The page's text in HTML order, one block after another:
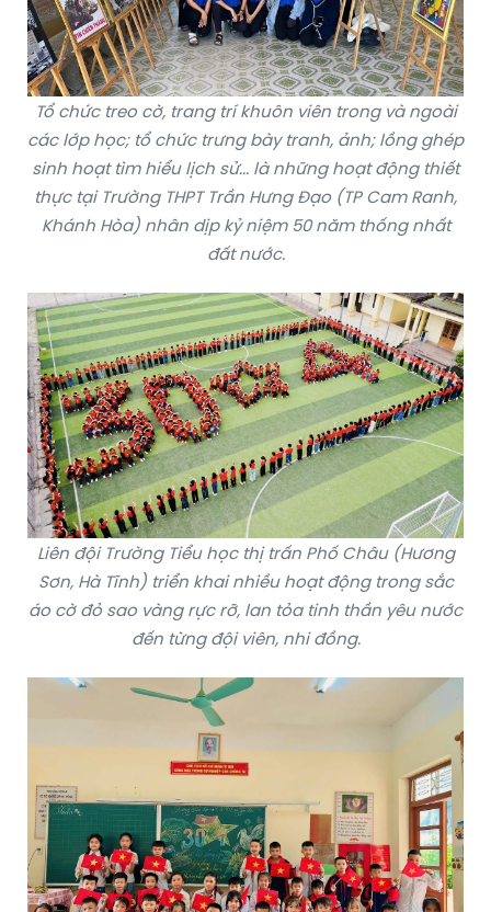
Tổ chức treo cờ, trang trí khuôn viên trong và ngoài
các lớp học; tổ chức trưng bày tranh, ảnh; lồng ghép
sinh hoạt tìm hiểu lịch sử... là những hoạt động thiết
thực tại Trường THPT Trần Hưng Đạo (TP Cam Ranh,
Khánh Hòa) nhân dịp kỷ niệm 50 năm thống nhất
đất nước.
Liên đội Trường Tiểu học thị trấn Phố Châu (Hương
Sơn, Hà Tĩnh) triển khai nhiều hoạt động trong sắc
áo cờ đỏ sao vàng rực rỡ, lan tỏa tinh thần yêu nước
đến từng đội viên, nhi đồng.